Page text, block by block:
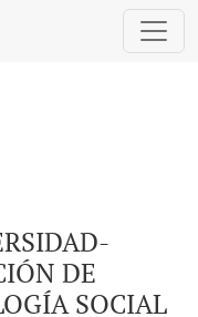
OPTIMIZACIÓN
DE
SOCIAL